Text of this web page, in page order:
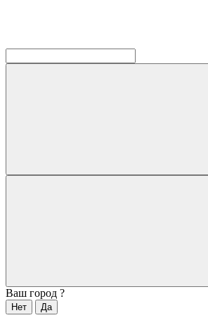
Ваш город ?
Нет Да